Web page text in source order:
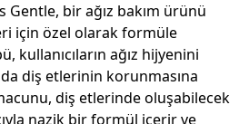
Gentle, bir ağız bakım ürünü
için özel olarak formüle
kullanıcıların ağız hijyenini
diş etlerinin korunmasına
diş etlerinde oluşabilecek
nazik bir formül içerir ve